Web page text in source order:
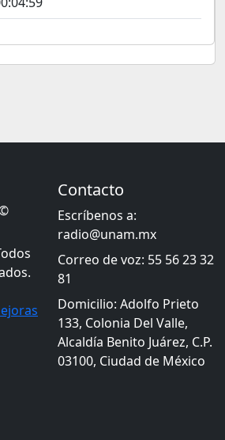
Contacto
Escríbenos a:
radio@unam.mx
Correo de voz: 55 56 23 32
81
Domicilio: Adolfo Prieto
133, Colonia Del Valle,
Alcaldía Benito Juárez, C.P.
03100, Ciudad de México